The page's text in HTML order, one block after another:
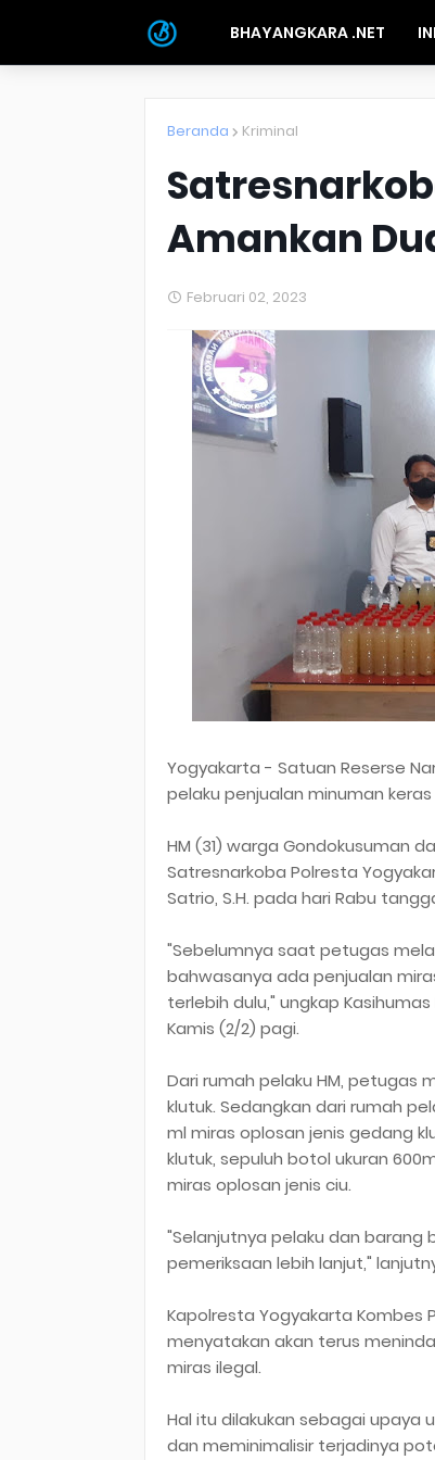
BHAYANGKARA .NET
Beranda Kriminal
Amankan
Februari 02, 2023
Yogyakarta - Satuan Reserse
pelaku penjualan minuman
HM (31) warga Gondokusuman
Satresnarkoba Polresta
Satrio, S.H. pada hari Rabu
"Sebelumnya saat petugas
bahwasanya ada penjualan
terlebih dulu," ungkap Kasihumas
Kamis (2/2) pagi.
Dari rumah pelaku HM, petugas
klutuk. Sedangkan dari rumah
ml miras oplosan jenis gedang
klutuk, sepuluh botol ukuran
miras oplosan jenis ciu.
"Selanjutnya pelaku dan barang
pemeriksaan lebih lanjut,"
Kapolresta Yogyakarta Kombes
menyatakan akan terus
miras ilegal.
Hal itu dilakukan sebagai upaya
dan meminimalisir terjadinya